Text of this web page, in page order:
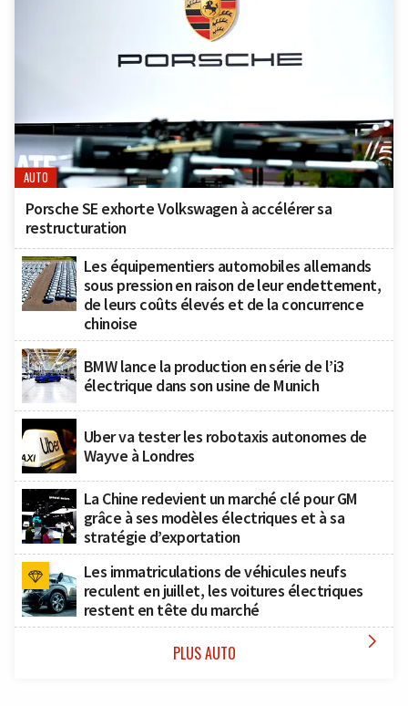
AUTO
Porsche SE exhorte Volkswagen à accélérer sa
restructuration
Les équipementiers automobiles allemands
sous pression en raison de leur endettement,
de leurs coûts élevés et de la concurrence
chinoise
BMW lance la production en série de l’i3
électrique dans son usine de Munich
Uber va tester les robotaxis autonomes de
Wayve à Londres
La Chine redevient un marché clé pour GM
grâce à ses modèles électriques et à sa
stratégie d’exportation
Les immatriculations de véhicules neufs
reculent en juillet, les voitures électriques
restent en tête du marché
PLUS AUTO 